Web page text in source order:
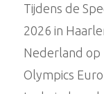
Tijdens de
2026 in
Nederland op
Olympics